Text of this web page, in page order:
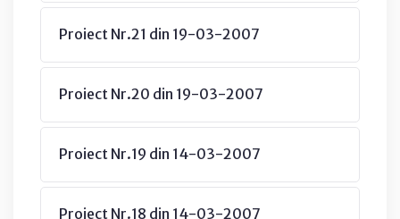
Proiect Nr.21 din 19-03-2007
Proiect Nr.20 din 19-03-2007
Proiect Nr.19 din 14-03-2007
Proiect Nr.18 din 14-03-2007